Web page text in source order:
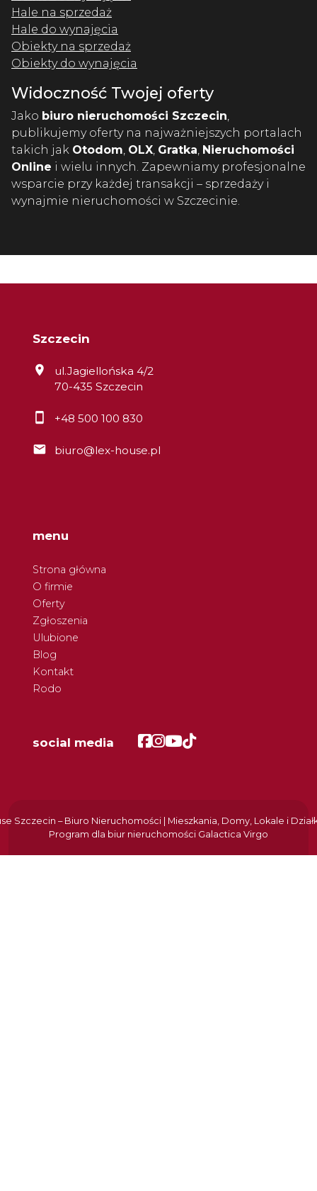
Hale na sprzedaż
Hale do wynajęcia
Obiekty na sprzedaż
Obiekty do wynajęcia
Widoczność Twojej oferty
Jako biuro nieruchomości Szczecin,
publikujemy oferty na najważniejszych portalach
takich jak Otodom, OLX, Gratka, Nieruchomości
Online i wielu innych. Zapewniamy profesjonalne
wsparcie przy każdej transakcji – sprzedaży i
wynajmie nieruchomości w Szczecinie.
Szczecin
ul.Jagiellońska 4/2
70-435 Szczecin
+48 500 100 830
biuro@lex-house.pl
menu
Strona główna
O firmie
Oferty
Zgłoszenia
Ulubione
Blog
Kontakt
Rodo
social media Facebook
Facebook
Facebook
Facebook
Szczecin – Biuro Nieruchomości | Mieszkania, Domy, Lokale i
Program dla biur nieruchomości Galactica Virgo